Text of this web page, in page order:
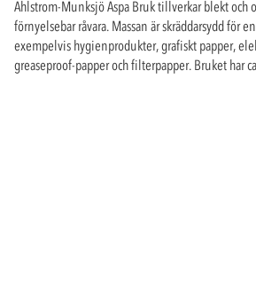
Ahlstrom-Munksjö Aspa Bruk tillverkar blekt och
förnyelsebar råvara. Massan är skräddarsydd för
exempelvis hygienprodukter, grafiskt papper,
greaseproof-papper och filterpapper. Bruket har